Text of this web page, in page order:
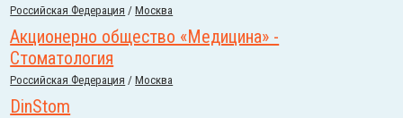
Российcкая Федерация /Москва
Акционерно общество «Медицина» -
Стоматология
Российcкая Федерация /Москва
DinStom